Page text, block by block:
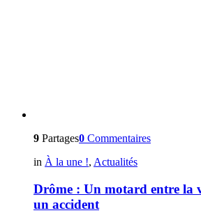
9 Partages0 Commentaires
in À la une !, Actualités
Drôme : Un motard entre la
un accident